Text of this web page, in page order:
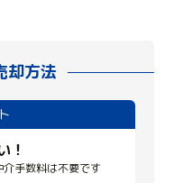
却方法
！
手数料は不要です